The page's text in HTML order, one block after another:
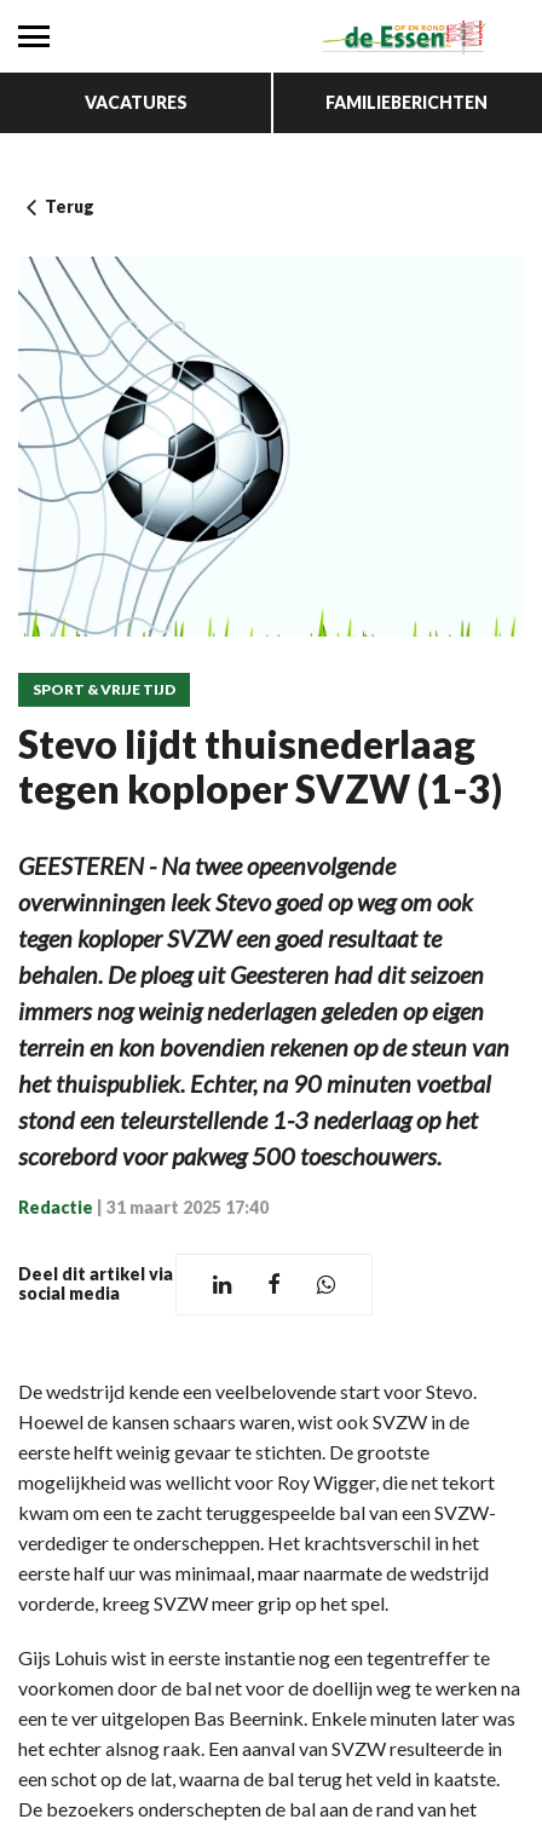
VACATURES FAMILIEBERICHTEN
Terug
SPORT & VRIJE TIJD
Stevo lijdt thuisnederlaag
tegen koploper SVZW (1-3)
GEESTEREN - Na twee opeenvolgende
overwinningen leek Stevo goed op weg om ook
tegen koploper SVZW een goed resultaat te
behalen. De ploeg uit Geesteren had dit seizoen
immers nog weinig nederlagen geleden op eigen
terrein en kon bovendien rekenen op de steun van
het thuispubliek. Echter, na 90 minuten voetbal
stond een teleurstellende 1-3 nederlaag op het
scorebord voor pakweg 500 toeschouwers.
Redactie 31 maart 2025 17:40
Deel dit artikel via
social media
De wedstrijd kende een veelbelovende start voor Stevo.
Hoewel de kansen schaars waren, wist ook SVZW in de
eerste helft weinig gevaar te stichten. De grootste
mogelijkheid was wellicht voor Roy Wigger, die net tekort
kwam om een te zacht teruggespeelde bal van een SVZW-
verdediger te onderscheppen. Het krachtsverschil in het
eerste half uur was minimaal, maar naarmate de wedstrijd
vorderde, kreeg SVZW meer grip op het spel.
Gijs Lohuis wist in eerste instantie nog een tegentreffer te
voorkomen door de bal net voor de doellijn weg te werken na
een te ver uitgelopen Bas Beernink. Enkele minuten later was
het echter alsnog raak. Een aanval van SVZW resulteerde in
een schot op de lat, waarna de bal terug het veld in kaatste.
De bezoekers onderschepten de bal aan de rand van het